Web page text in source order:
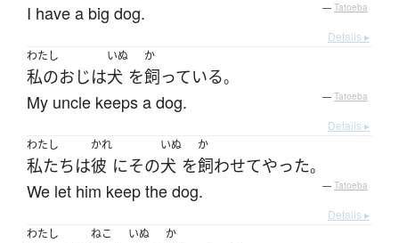
I have a big dog. — Tatoeba
Details ▸
わたし
私のおじは
いぬ
犬 を
か
飼っている。
My uncle keeps a dog. — Tatoeba
Details ▸
わたし
私たちは
かれ
彼 にその
いぬ
犬 を
か
飼わせてやった。
We let him keep the dog. — Tatoeba
Details ▸
わたし
ねこ いぬ か